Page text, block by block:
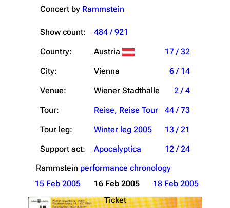
Concert by Rammstein
Show count:
484 / 921
Country:
Austria
17 / 32
City:
Vienna
6 / 14
Venue:
Wiener Stadthalle
2 / 4
Tour:
Reise, Reise Tour
44 / 73
Tour leg:
Winter leg 2005
13 / 21
Support act:
Apocalyptica
12 / 24
Rammstein performance chronology
15 Feb 2005
16 Feb 2005
18 Feb 2005
Ticket